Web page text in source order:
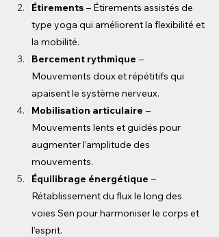
Étirements – Étirements assistés de
type yoga qui améliorent la flexibilité et
la mobilité.
Bercement rythmique –
Mouvements doux et répétitifs qui
apaisent le système nerveux.
Mobilisation articulaire –
Mouvements lents et guidés pour
augmenter l’amplitude des
mouvements.
Équilibrage énergétique –
Rétablissement du flux le long des
voies Sen pour harmoniser le corps et
l’esprit.